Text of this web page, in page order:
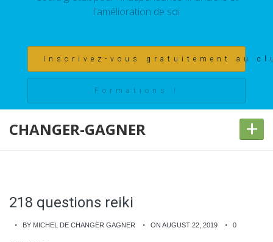
l'amélioration de soi
Inscrivez-vous gratuitement au
Formations !
CHANGER-GAGNER +
218 questions reiki
BY MICHEL DE CHANGER GAGNER ON AUGUST 22, 2019 0